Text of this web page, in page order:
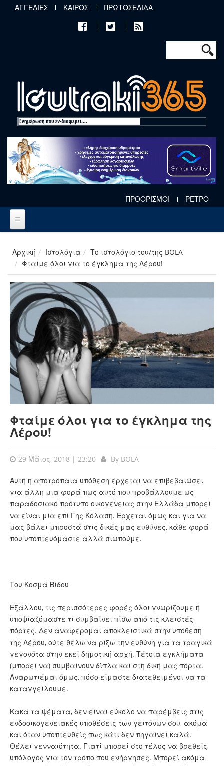
Παράκαμψη προς το κυρίως περιεχόμενο
ΑΓΓΕΛΙΕΣ ΚΑΙΡΟΣ ΠΡΩΤΟΣΕΛΙΔΑ
Φόρμα
Αναζήτηση
ΠΡΟΟΡΙΣΜΟΙ ΡΕΤΡΟ
Αρχική Ιστολόγια
Το ιστολόγιο του/της BOLA
Φταίμε όλοι για το έγκλημα της Λέρου!
Φταίμε όλοι για το έγκλημα της
Λέρου!
29 Μάιος, 2018 | 23:20 By BOLA
Αυτή η αποτρόπαια υπόθεση έρχεται να επιβεβαιώσει
για άλλη μια φορά πως αυτό που προβάλλουμε ως
παραδοσιακό πρότυπο οικογένειας στην Ελλάδα μπορεί
να είναι μία επί Γης Κόλαση. Ερχεται όμως και για να
μας βάλει μπροστά στις δικές μας ευθύνες, κάθε φορά
που υποπτευόμαστε αλλά σιωπούμε.
Του Κοσμά Βίδου
Εξάλλου, τις περισσότερες φορές όλοι γνωρίζουμε ή
υποψιαζόμαστε τι συμβαίνει πίσω από τις κλειστές
πόρτες. Δεν αναφέρομαι αποκλειστικά στην υπόθεση
της Λέρου, ούτε θέλω να ρίξω την ευθύνη για τα τραγικά
γεγονότα στην εκεί δημοτική αρχή. Τέτοια εγκλήματα
(μπορεί να) συμβαίνουν δίπλα και στη δική μας πόρτα.
Αναρωτιέμαι όμως, πόσο είμαστε διατεθειμένοι να τα
καταγγείλουμε.
Κακά τα ψέματα, δεν είναι εύκολο να παρέμβεις στις
ενδοοικογενειακές υποθέσεις των γειτόνων σου, ακόμα
και όταν υποπτευθείς πως κάτι δεν πηγαίνει καλά.
Θέλει γενναιότητα. Γιατί μπορεί στο τέλος να βρεθείς
υπόλογος για τον τρόπο που ενήργησες. Μπορεί ακόμα